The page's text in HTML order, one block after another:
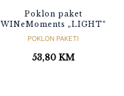
Poklon paket
WINeMoments „LIGHT“
POKLON PAKETI
53,80KM